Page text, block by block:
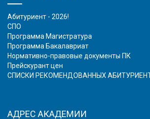
Абитуриент - 2026!
СПО
Программа Магистратура
Программа Бакалавриат
Нормативно-правовые документы ПК
Прейскурант цен
СПИСКИ РЕКОМЕНДОВАННЫХ
АДРЕС АКАДЕМИИ